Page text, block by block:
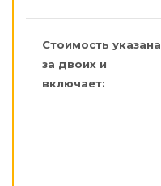
Стоимость указана
за двоих и
включает: